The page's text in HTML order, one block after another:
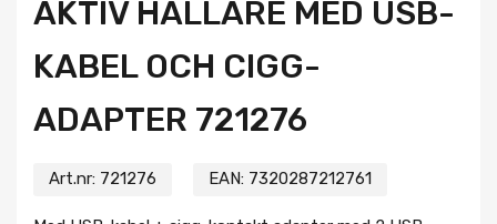
AKTIV HÅLLARE MED USB-
KABEL OCH CIGG-
ADAPTER 721276
Art.nr: 721276 EAN: 7320287212761